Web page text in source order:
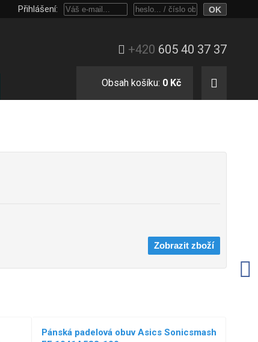
Přihlášení:
+420 605 40 37 37
Obsah košíku: 0 Kč
Pánská padelová obuv Asics Sonicsmash